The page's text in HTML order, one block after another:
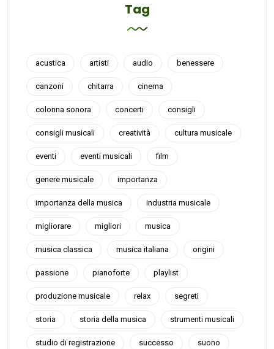
Tag
acustica artisti audio benessere
canzoni chitarra cinema
colonna sonora concerti consigli
consigli musicali creatività cultura musicale
eventi eventi musicali film
genere musicale importanza
importanza della musica industria musicale
migliorare migliori musica
musica classica musica italiana origini
passione pianoforte playlist
produzione musicale relax segreti
storia storia della musica strumenti musicali
studio di registrazione successo suono